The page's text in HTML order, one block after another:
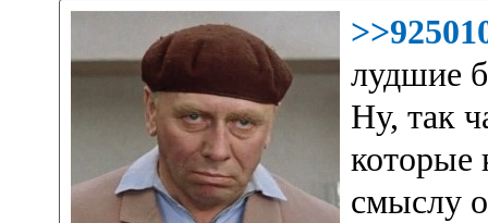
лудшие
Ну, так
которые
смыслу